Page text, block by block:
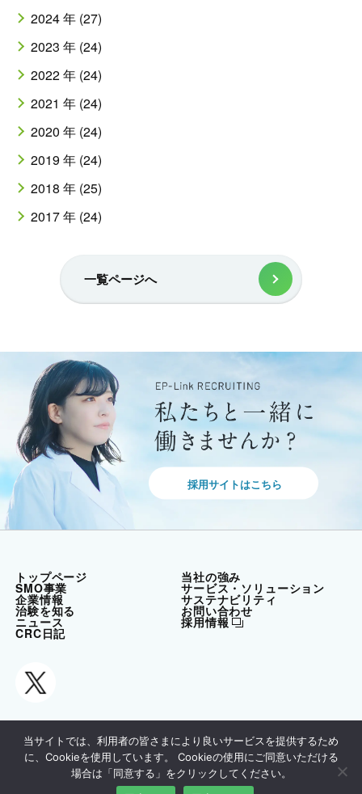
2024 年 (27)
2023 年 (24)
2022 年 (24)
2021 年 (24)
2020 年 (24)
2019 年 (24)
2018 年 (25)
2017 年 (24)
一覧ページへ
採用サイトはこちら
トップページ 当社の強み
SMO事業 サービス・ソリューション
企業情報 サステナビリティ
治験を知る お問い合わせ
ニュース 採用情報
CRC日記
ご利用方法 個人情報保護方針
Copyright 2024 EP-Link Co., Ltd.
当サイトでは、利用者の皆さまにより良いサービスを提供するため
に、Cookieを使用しています。 Cookieの使用にご同意いただける
場合は「同意する」をクリックしてください。